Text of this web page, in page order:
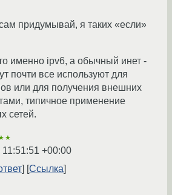
придумывай, я таких «если»
именно ipv6, а обычный инет -
почти все используют для
или для получения внешних
типичное применение
сетей.
+00:00
Ссылка